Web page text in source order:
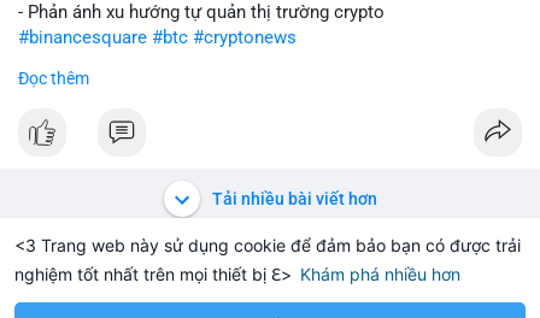
<3 Trang web này sử dụng cookie để đảm bảo bạn có được trải
nghiệm tốt nhất trên mọi thiết bị ℇ> Khám phá nhiều hơn
$1,870.20 -2.68% Solana SOL $75.75 -1.81%
- Phản ánh xu hướng tự quản thị trường crypto
#binancesquare #btc #cryptonews
$btc
#vlikevn #titanbot
📰 Nguồn: CoinDesk
Đọc thêm
Tải nhiều bài viết hơn